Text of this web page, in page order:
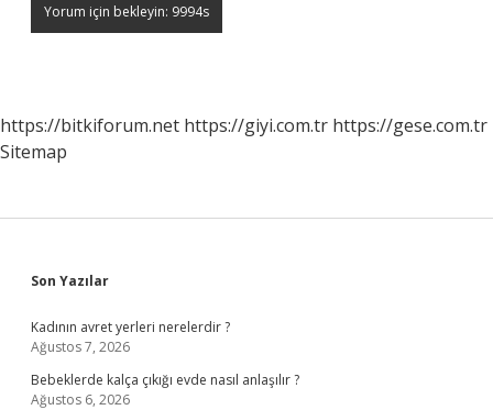
https://bitkiforum.net https://giyi.com.tr https://gese.com.tr
Sitemap
Sidebar
Son Yazılar
Kadının avret yerleri nerelerdir ?
Ağustos 7, 2026
Bebeklerde kalça çıkığı evde nasıl anlaşılır ?
Ağustos 6, 2026